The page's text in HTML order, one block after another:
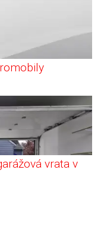
vrata v